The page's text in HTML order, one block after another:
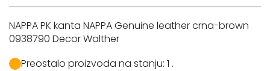
NAPPA PK kanta NAPPA Genuine leather crna-brown
0938790 Decor Walther
Preostalo proizvoda na stanju: 1 .